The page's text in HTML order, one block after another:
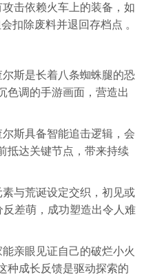
击依赖火车上的装备，如
扣除废料并退回存档点 。
斯是长着八条蜘蛛腿的恐
色调的手游画面，营造出
斯具备智能追击逻辑，会
抵达关键节点，带来持续
与荒诞设定交织，初见或
差萌，成功塑造出令人难
亲眼见证自己的破烂小火
种成长反馈是驱动探索的